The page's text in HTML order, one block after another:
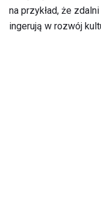
na przykład, że
ingerują w rozwój